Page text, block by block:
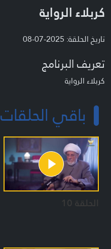
كربلاء الرواية
تاريخ الحلقة: 2025-07-08
تعريف البرنامج
كربلاء الرواية
باقي الحلقات
الحلقة 10